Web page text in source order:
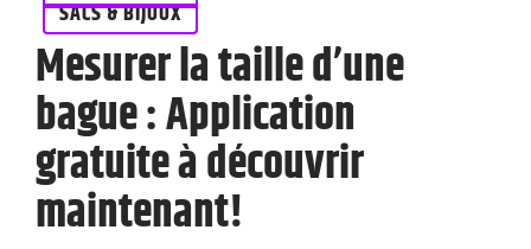
SACS & BIJOUX
Mesurer la taille d’une
bague : Application
gratuite à découvrir
maintenant!